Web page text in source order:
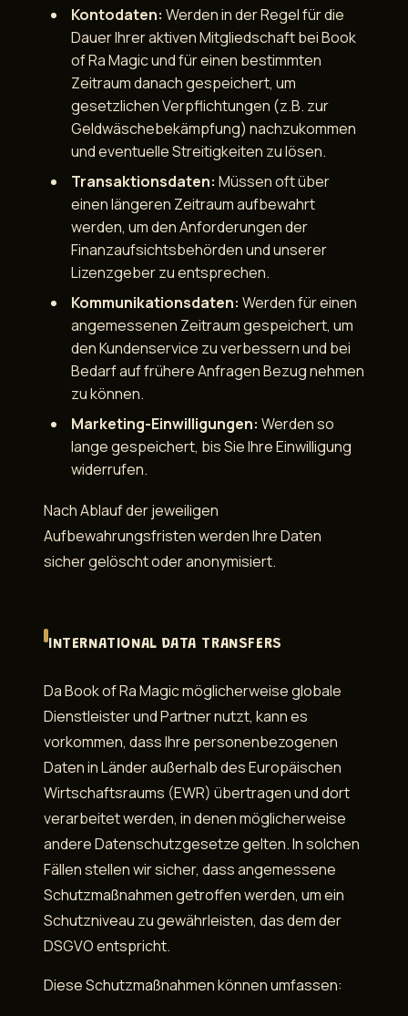
Kontodaten: Werden in der Regel für die
Dauer Ihrer aktiven Mitgliedschaft bei Book
of Ra Magic und für einen bestimmten
Zeitraum danach gespeichert, um
gesetzlichen Verpflichtungen (z.B. zur
Geldwäschebekämpfung) nachzukommen
und eventuelle Streitigkeiten zu lösen.
Transaktionsdaten: Müssen oft über
einen längeren Zeitraum aufbewahrt
werden, um den Anforderungen der
Finanzaufsichtsbehörden und unserer
Lizenzgeber zu entsprechen.
Kommunikationsdaten: Werden für einen
angemessenen Zeitraum gespeichert, um
den Kundenservice zu verbessern und bei
Bedarf auf frühere Anfragen Bezug nehmen
zu können.
Marketing-Einwilligungen: Werden so
lange gespeichert, bis Sie Ihre Einwilligung
widerrufen.
Nach Ablauf der jeweiligen
Aufbewahrungsfristen werden Ihre Daten
sicher gelöscht oder anonymisiert.
INTERNATIONAL DATA TRANSFERS
Da Book of Ra Magic möglicherweise globale
Dienstleister und Partner nutzt, kann es
vorkommen, dass Ihre personenbezogenen
Daten in Länder außerhalb des Europäischen
Wirtschaftsraums (EWR) übertragen und dort
verarbeitet werden, in denen möglicherweise
andere Datenschutzgesetze gelten. In solchen
Fällen stellen wir sicher, dass angemessene
Schutzmaßnahmen getroffen werden, um ein
Schutzniveau zu gewährleisten, das dem der
DSGVO entspricht.
Diese Schutzmaßnahmen können umfassen: